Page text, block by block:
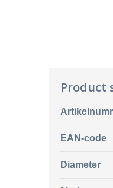
Product
EAN-code
Diameter